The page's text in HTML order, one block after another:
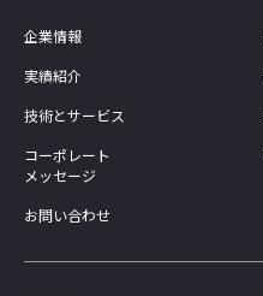
企業情報
実績紹介
技術とサービス
コーポレート
メッセージ
お問い合わせ